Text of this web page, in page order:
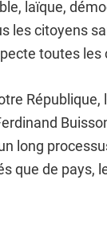
laïque,
les citoyens
toutes les
République,
long
que de pays,